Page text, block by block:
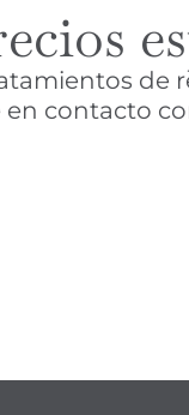
de
contacto